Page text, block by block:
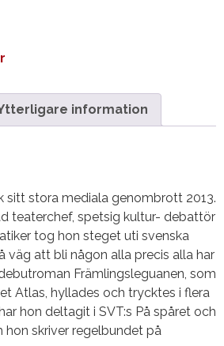
information
sitt stora mediala genombrott 2013.
teaterchef, spetsig kultur- debattör
tog hon steget uti svenska
väg att bli någon alla precis alla har
Främlingsleguanen, som
Atlas, hyllades och trycktes i flera
hon deltagit i SVT:s På spåret och
hon skriver regelbundet på